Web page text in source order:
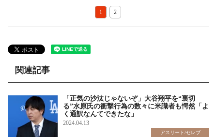
1 2
関連記事
「正気の沙汰じゃないぞ」大谷翔平を“裏切
る”水原氏の衝撃行為の数々に米識者も愕然「よ
く通訳なんてできたな」
2024.04.13
アスリート/セレブ